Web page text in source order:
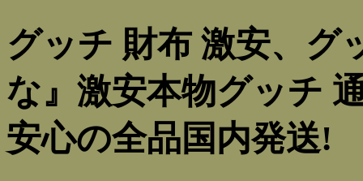
グッチ 財布 激安、グ
な』激安本物グッチ
安心の全品国内発送!